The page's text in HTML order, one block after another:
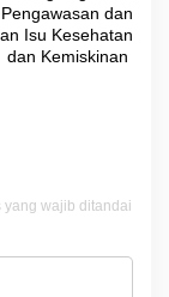
Pengawasan dan
Isu Kesehatan
dan Kemiskinan
yang wajib ditandai